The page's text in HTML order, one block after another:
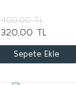
400,00 TL
320,00 TL
Sepete Ekle